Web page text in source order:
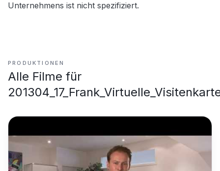
Unternehmens ist nicht spezifiziert.
PRODUKTIONEN
Alle Filme für